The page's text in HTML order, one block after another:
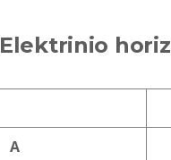
Elektrinio
A